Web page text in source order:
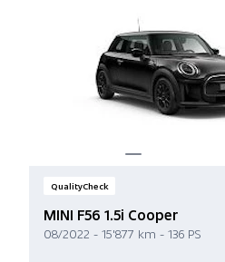
QualityCheck
MINI F56 1.5i Cooper
08/2022 - 15'877 km - 136 PS